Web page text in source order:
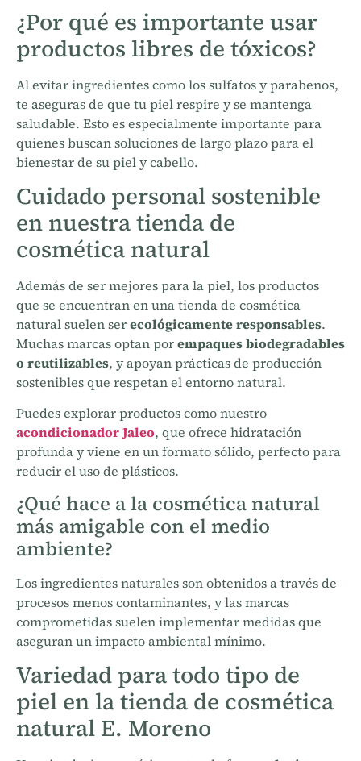
¿Por qué es importante usar
productos libres de tóxicos?
Al evitar ingredientes como los sulfatos y parabenos,
te aseguras de que tu piel respire y se mantenga
saludable. Esto es especialmente importante para
quienes buscan soluciones de largo plazo para el
bienestar de su piel y cabello.
Cuidado personal sostenible
en nuestra tienda de
cosmética natural
Además de ser mejores para la piel, los productos
que se encuentran en una tienda de cosmética
natural suelen serecológicamente responsables.
Muchas marcas optan porempaques biodegradables
o reutilizables, y apoyan prácticas de producción
sostenibles que respetan el entorno natural.
Puedes explorar productos como nuestro
acondicionador Jaleo, que ofrece hidratación
profunda y viene en un formato sólido, perfecto para
reducir el uso de plásticos.
¿Qué hace a la cosmética natural
más amigable con el medio
ambiente?
Los ingredientes naturales son obtenidos a través de
procesos menos contaminantes, y las marcas
comprometidas suelen implementar medidas que
aseguran un impacto ambiental mínimo.
Variedad para todo tipo de
piel en la tienda de cosmética
natural E. Moreno